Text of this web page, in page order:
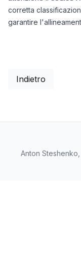
corretta
garantire
Indietro
Anton